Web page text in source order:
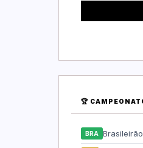
🏆
BRA